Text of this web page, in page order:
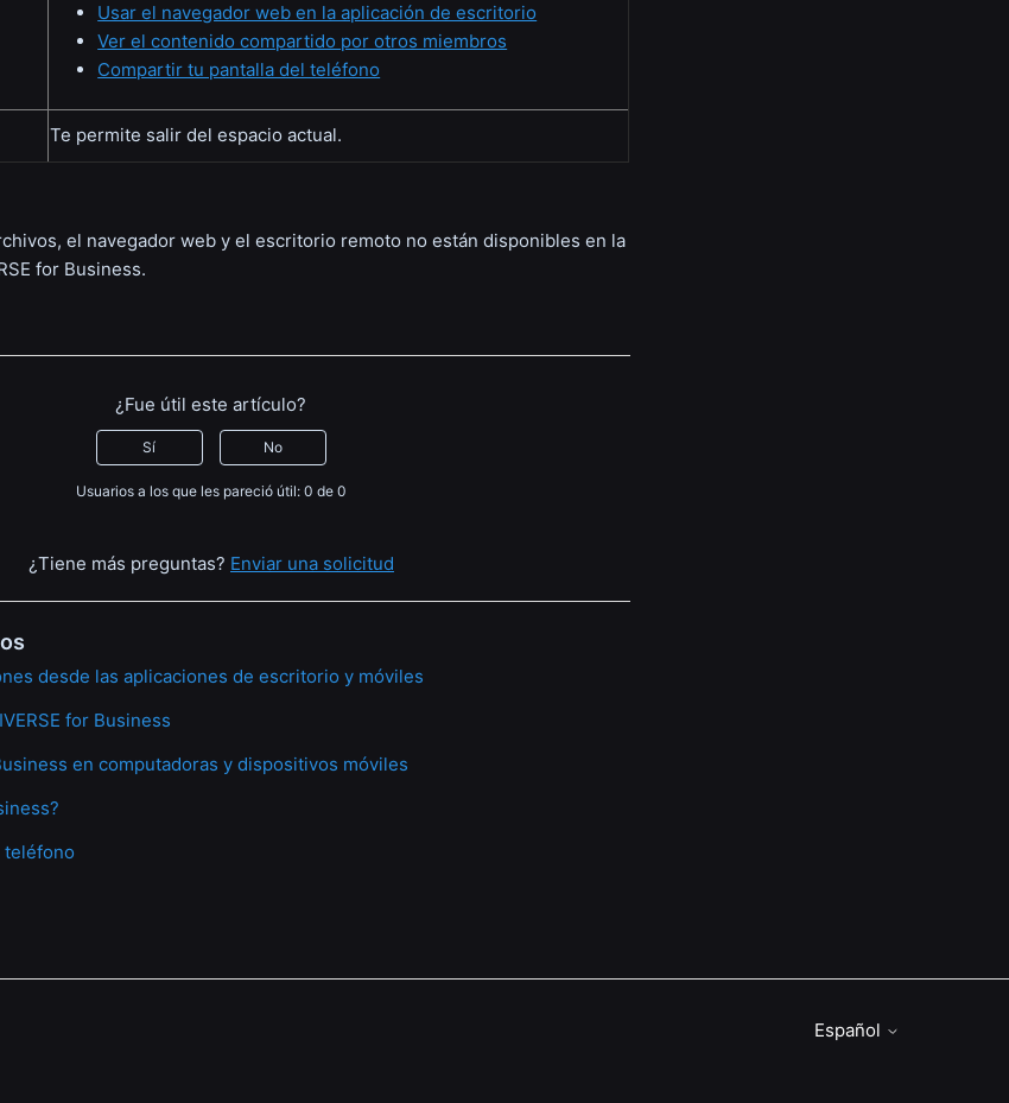
Usar el navegador web en la aplicación de escritorio
Ver el contenido compartido por otros miembros
Compartir tu pantalla del teléfono
Te permite salir del espacio actual.
el navegador web y el escritorio remoto no están disponibles en la
for Business.
¿Fue útil este artículo?
Sí No
Usuarios a los que les pareció útil: 0 de 0
¿Tiene más preguntas? Enviar una solicitud
desde las aplicaciones de escritorio y móviles
for Business
en computadoras y dispositivos móviles
teléfono
Español